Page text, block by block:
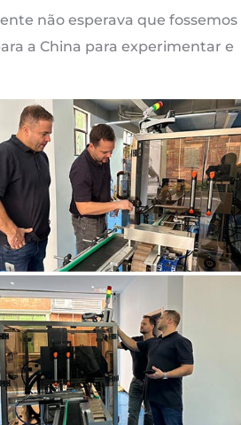
não esperava que fossemos
a China para experimentar e